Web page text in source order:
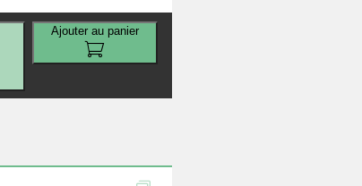
Ajouter au panier